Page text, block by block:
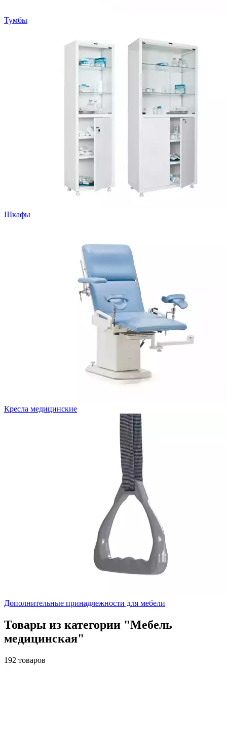
Тумбы
Шкафы
Кресла медицинские
Дополнительные принадлежности для мебели
Товары из категории "Мебель
медицинская"
192 товаров